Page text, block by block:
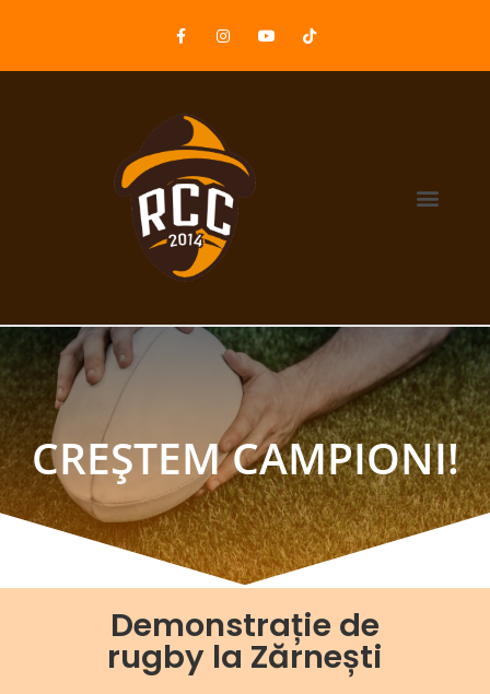
CREȘTEM CAMPIONI!
Demonstrație de
rugby la Zărnești